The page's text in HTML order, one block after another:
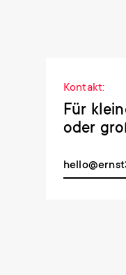
Kontakt:
Für
oder